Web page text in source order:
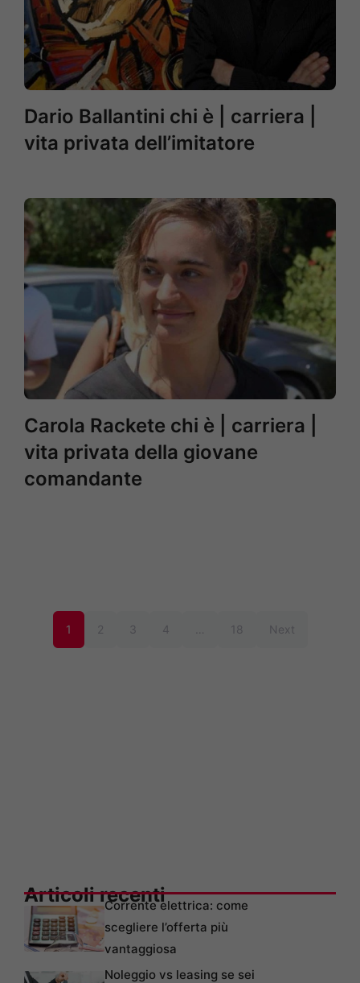
Dario Ballantini chi è | carriera |
vita privata dell’imitatore
Carola Rackete chi è | carriera |
vita privata della giovane
comandante
1 2 3 4 18 Next
Articoli recentiCorrente elettrica: come
scegliere l’offerta più
vantaggiosa
Noleggio vs leasing se sei